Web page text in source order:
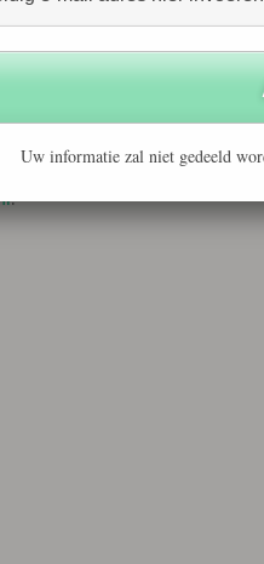
17:00 uur organiseert
en betrokkenheid
.
Uw informatie zal niet gedeeld